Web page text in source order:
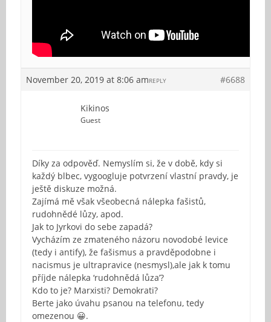
November 20, 2019 at 8:06 am #6688
REPLY
Kikinos
Guest
Díky za odpověď. Nemyslím si, že v době, kdy si
každý blbec, vygoogluje potvrzení vlastní pravdy, je
ještě diskuze možná.
Zajímá mě však všeobecná nálepka fašistů,
rudohnědé lůzy, apod.
Jak to Jyrkovi do sebe zapadá?
Vycházím ze zmateného názoru novodobé levice
(tedy i antify), že fašismus a pravděpodobne i
nacismus je ultrapravice (nesmysl),ale jak k tomu
příjde nálepka ‘rudohnědá lůza’?
Kdo to je? Marxisti? Demokrati?
Berte jako úvahu psanou na telefonu, tedy
omezenou 😀.